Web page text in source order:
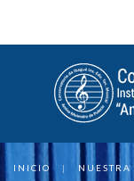
INICIO |